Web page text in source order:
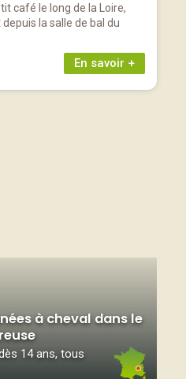
café le long de la Loire,
la salle de bal du
En savoir +
à cheval dans le
14 ans, tous